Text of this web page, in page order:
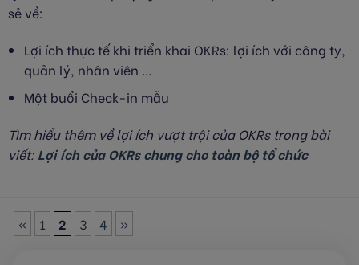
sẻ về:
Lợi ích thực tế khi triển khai OKRs: lợi ích với công ty,
quản lý, nhân viên …
Một buổi Check-in mẫu
Tìm hiểu thêm về lợi ích vượt trội của OKRs trong bài
viết: Lợi ích của OKRs chung cho toàn bộ tổ chức
« 1 2 3 4 »